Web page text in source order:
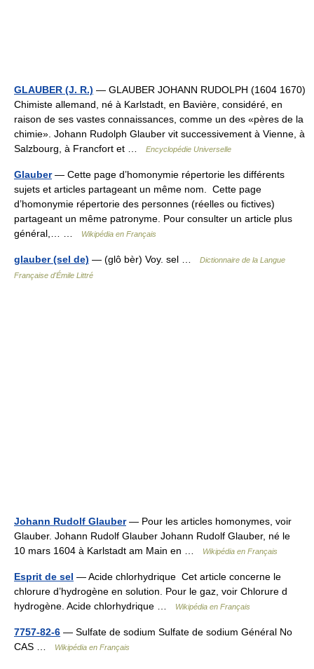
GLAUBER (J. R.) — GLAUBER JOHANN RUDOLPH (1604 1670)
Chimiste allemand, né à Karlstadt, en Bavière, considéré, en
raison de ses vastes connaissances, comme un des «pères de la
chimie». Johann Rudolph Glauber vit successivement à Vienne, à
Salzbourg, à Francfort et …
Encyclopédie Universelle
Glauber— Cette page d’homonymie répertorie les différents
sujets et articles partageant un même nom. Cette page
d’homonymie répertorie des personnes (réelles ou fictives)
partageant un même patronyme. Pour consulter un article plus
général,… …
Wikipédia en Français
glauber (sel de) — (glô bèr) Voy. sel …
Dictionnaire de la Langue
Française d'Émile Littré
Johann Rudolf Glauber— Pour les articles homonymes, voir
Glauber. Johann Rudolf Glauber Johann Rudolf Glauber, né le
10 mars 1604 à Karlstadt am Main en …
Wikipédia en Français
Esprit de sel — Acide chlorhydrique Cet article concerne le
chlorure d’hydrogène en solution. Pour le gaz, voir Chlorure d
hydrogène. Acide chlorhydrique …
Wikipédia en Français
7757-82-6 — Sulfate de sodium Sulfate de sodium Général No
CAS …
Wikipédia en Français